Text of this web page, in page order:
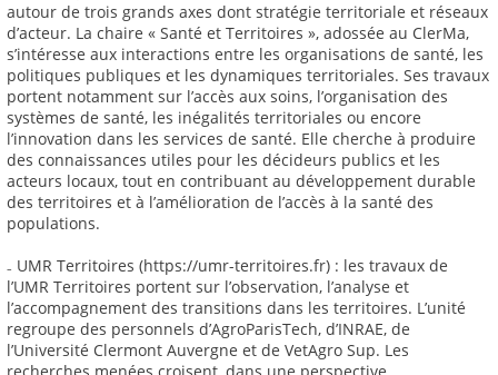
autour de trois grands axes dont stratégie territoriale et réseaux
d’acteur. La chaire « Santé et Territoires », adossée au ClerMa,
s’intéresse aux interactions entre les organisations de santé, les
politiques publiques et les dynamiques territoriales. Ses travaux
portent notamment sur l’accès aux soins, l’organisation des
systèmes de santé, les inégalités territoriales ou encore
l’innovation dans les services de santé. Elle cherche à produire
des connaissances utiles pour les décideurs publics et les
acteurs locaux, tout en contribuant au développement durable
des territoires et à l’amélioration de l’accès à la santé des
populations.
₋ UMR Territoires (https://umr-territoires.fr) : les travaux de
l’UMR Territoires portent sur l’observation, l’analyse et
l’accompagnement des transitions dans les territoires. L’unité
regroupe des personnels d’AgroParisTech, d’INRAE, de
l’Université Clermont Auvergne et de VetAgro Sup. Les